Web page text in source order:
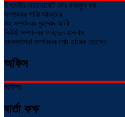
উপদেষ্টাঃ এডভোকেট মোঃ নাজমুল হক
সম্পাদকঃ পাপ্পি আক্তার
সহ সম্পাদকঃ মুহাম্মদ আলী
নির্বাহী সম্পাদকঃ ফাহাদুল ইসলাম
ব্যবস্থাপনা সম্পাদকঃ মোঃ তারেক হোসেন
অফিস
অফিসঃ
বার্তা কক্ষ